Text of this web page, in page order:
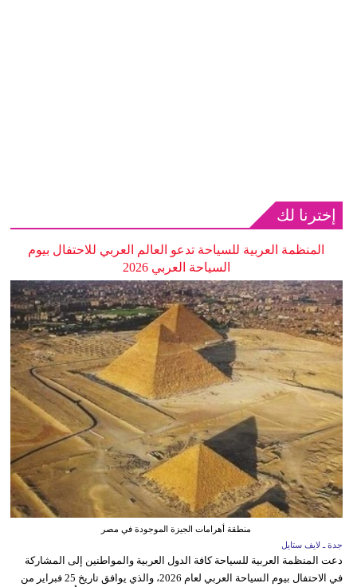
إخترنا لك
المنظمة العربية للسياحة تدعو العالم العربي للاحتفال بيوم
السياحة العربي 2026
منطقة أهرامات الجيزة الموجودة في مصر
جدة ـ لايف ستايل
دعت المنظمة العربية للسياحة كافة الدول العربية والمواطنين إلى المشاركة
في الاحتفال بيوم السياحة العربي لعام 2026، والذي يوافق تاريخ 25 فبراير من